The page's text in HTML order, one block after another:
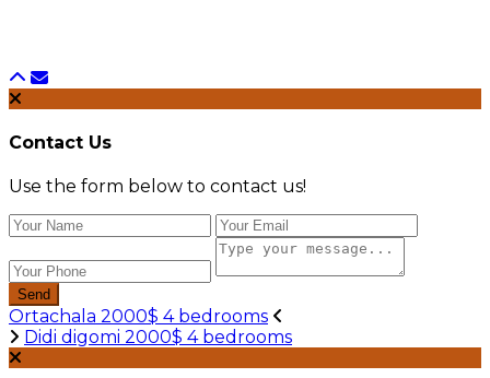
Contact Us
Use the form below to contact us!
Send
Ortachala 2000$ 4 bedrooms
Didi digomi 2000$ 4 bedrooms